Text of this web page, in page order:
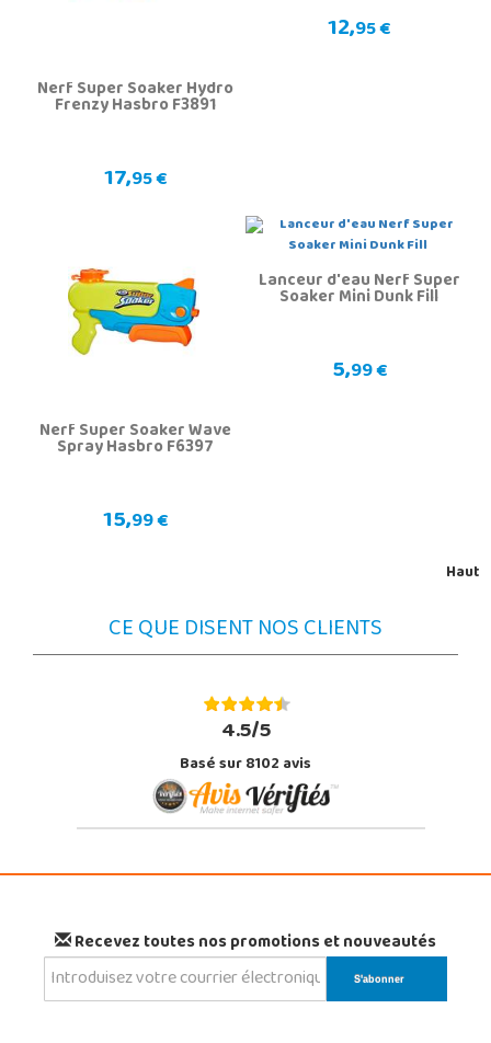
Nerf Super Soaker Hydro
Frenzy Hasbro F3891
17,95 €
12,95 €
Nerf Super Soaker Wave
Spray Hasbro F6397
15,99 €
Lanceur d'eau Nerf Super
Soaker Mini Dunk Fill
5,99 €
Haut
CE QUE DISENT NOS CLIENTS
4.5/5
Basé sur 8102 avis
Recevez toutes nos promotions et nouveautés